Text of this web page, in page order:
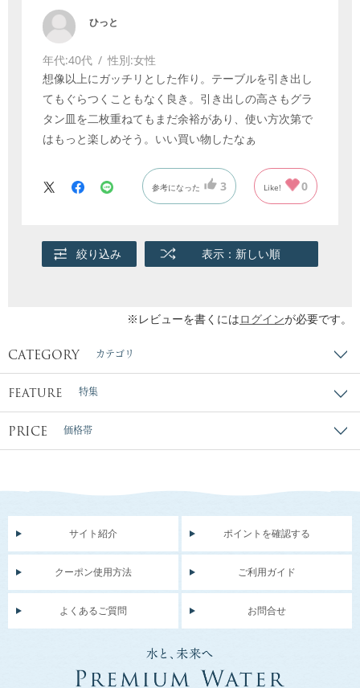
ひっと
年代:40代 性別:女性
想像以上にガッチリとした作り。テーブルを引き出し
てもぐらつくこともなく良き。引き出しの高さもグラ
タン皿を二枚重ねてもまだ余裕があり、使い方次第で
はもっと楽しめそう。いい買い物したなぁ
参考になった 3 Like! 0
絞り込み 表示：新しい順
※レビューを書くにはログインが必要です。
CATEGORY カテゴリ
FEATURE 特集
PRICE 価格帯
サイト紹介 ポイントを確認する
クーポン使用方法 ご利用ガイド
よくあるご質問 お問合せ